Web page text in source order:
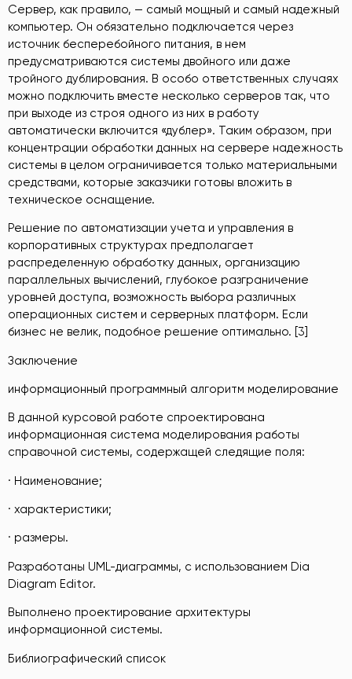
Сервер, как правило, — самый мощный и самый надежный
компьютер. Он обязательно подключается через
источник бесперебойного питания, в нем
предусматриваются системы двойного или даже
тройного дублирования. В особо ответственных случаях
можно подключить вместе несколько серверов так, что
при выходе из строя одного из них в работу
автоматически включится «дублер». Таким образом, при
концентрации обработки данных на сервере надежность
системы в целом ограничивается только материальными
средствами, которые заказчики готовы вложить в
техническое оснащение.
Решение по автоматизации учета и управления в
корпоративных структурах предполагает
распределенную обработку данных, организацию
параллельных вычислений, глубокое разграничение
уровней доступа, возможность выбора различных
операционных систем и серверных платформ. Если
бизнес не велик, подобное решение оптимально. [3]
Заключение
информационный программный алгоритм моделирование
В данной курсовой работе спроектирована
информационная система моделирования работы
справочной системы, содержащей следящие поля:
· Наименование;
· характеристики;
· размеры.
Разработаны UML-диаграммы, с использованием Dia
Diagram Editor.
Выполнено проектирование архитектуры
информационной системы.
Библиографический список